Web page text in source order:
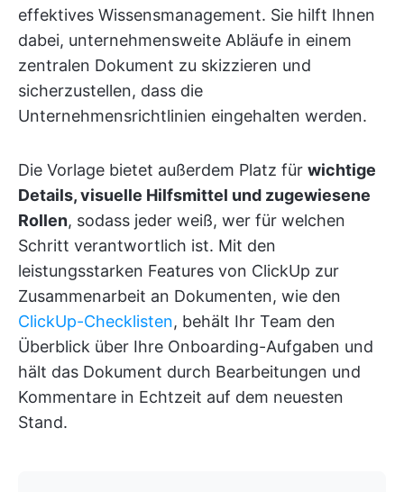
effektives Wissensmanagement. Sie hilft Ihnen
dabei, unternehmensweite Abläufe in einem
zentralen Dokument zu skizzieren und
sicherzustellen, dass die
Unternehmensrichtlinien eingehalten werden.
Die Vorlage bietet außerdem Platz für wichtige
Details, visuelle Hilfsmittel und zugewiesene
Rollen, sodass jeder weiß, wer für welchen
Schritt verantwortlich ist. Mit den
leistungsstarken Features von ClickUp zur
Zusammenarbeit an Dokumenten, wie den
ClickUp-Checklisten, behält Ihr Team den
Überblick über Ihre Onboarding-Aufgaben und
hält das Dokument durch Bearbeitungen und
Kommentare in Echtzeit auf dem neuesten
Stand.